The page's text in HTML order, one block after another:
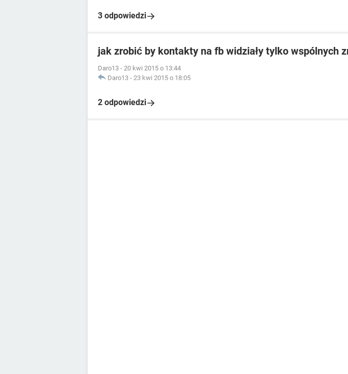
3 odpowiedzi
jak zrobić by kontakty na fb widziały tylko wspólnych
Daro13 - 20 kwi 2015 o 13:44
Daro13 - 23 kwi 2015 o 18:05
2 odpowiedzi